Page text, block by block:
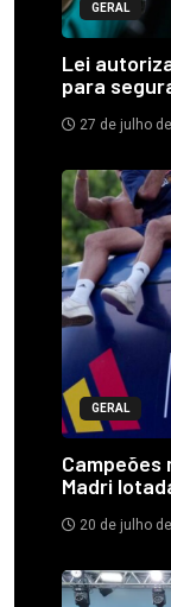
GERAL
Lei
para
27 de julho
GERAL
Campeões
Madri
20 de julho